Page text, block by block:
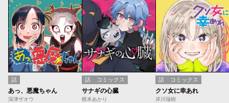
話
あっ、悪魔ちゃん
深津ザオウ
話 コミックス
サナギの心臓
梶本あかり
話 コミックス
クソ女に幸あれ
岸川瑞樹